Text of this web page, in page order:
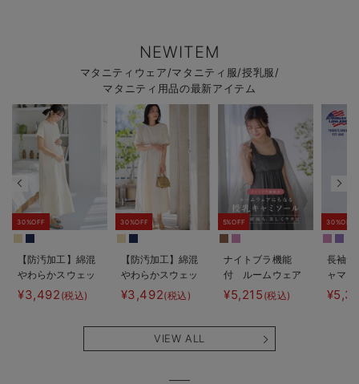
NEWITEM
マタニティウェア/マタニティ服/授乳服/
マタニティ用品の最新アイテム
30%OFF
【防汚加工】綿混
やわらかスウェッ
ト半袖ティアード
ネグリジェ マタ
¥3,492 (税込)
30%OFF
【防汚加工】綿混
やわらかスウェッ
ト半袖フレアワン
ピース マタニテ
も長く使える】
¥3,492(税込)
5%OFF
ナイトブラ機能
付 ルームウェア
にもなる授乳キャ
ミソール
¥5,215 (税込)
30%OFF
長袖サ
ャマ
ェー
VIEW ALL